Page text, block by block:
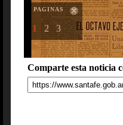
PAGINAS
1 2 3
Comparte esta noticia